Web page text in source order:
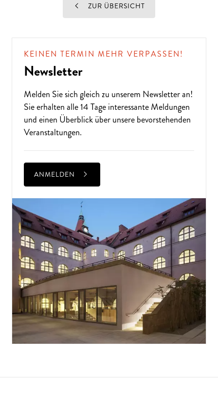
ZUR ÜBERSICHT
KEINEN TERMIN MEHR VERPASSEN!
Newsletter
Melden Sie sich gleich zu unserem Newsletteran!
Sie erhalten alle 14 Tage interessante Meldungen
und einen Überblick über unsere bevorstehenden
Veranstaltungen.
ANMELDEN